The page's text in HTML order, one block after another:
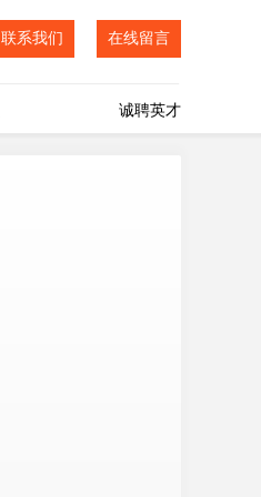
联系我们 在线留言
诚聘英才